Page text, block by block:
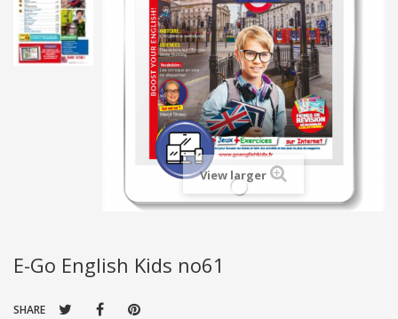
View larger
E-Go English Kids no61
SHARE